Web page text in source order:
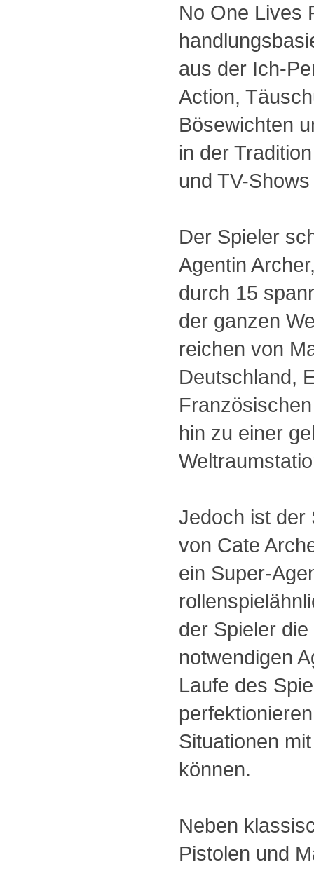
No One Lives
aus der Ich-
Action,
Bösewichten
in der
und TV-
Der Spieler
Agentin
durch 15
der ganzen
reichen von
Deutschland,
hin zu einer
Jedoch ist der
von Cate
ein Super-
der Spieler
notwendigen
Laufe des
Situationen
können.
Neben
Pistolen und